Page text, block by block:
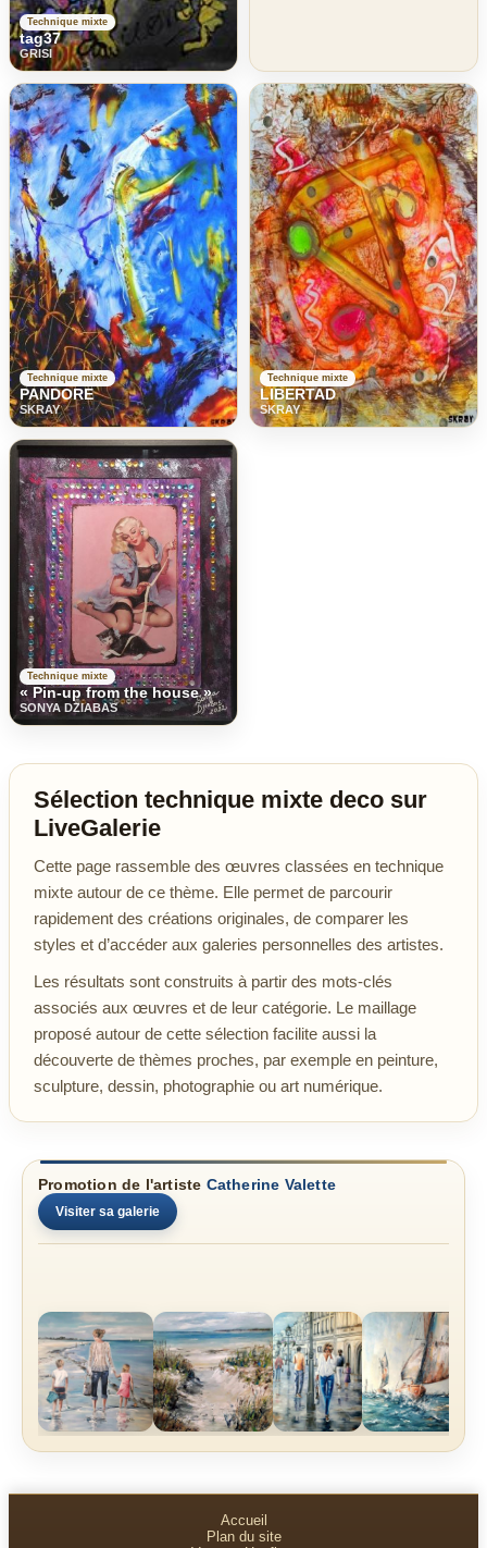
Technique mixte
tag37
GRISI
Technique mixte
PANDORE
SKRAY
Technique mixte
LIBERTAD
SKRAY
Technique mixte
« Pin-up from the house »
SONYA DZIABAS
Sélection technique mixte deco sur
LiveGalerie
Cette page rassemble des œuvres classées en technique
mixte autour de ce thème. Elle permet de parcourir
rapidement des créations originales, de comparer les
styles et d’accéder aux galeries personnelles des artistes.
Les résultats sont construits à partir des mots-clés
associés aux œuvres et de leur catégorie. Le maillage
proposé autour de cette sélection facilite aussi la
découverte de thèmes proches, par exemple en peinture,
sculpture, dessin, photographie ou art numérique.
Promotion de l'artiste Catherine Valette
Visiter sa galerie
Accueil
Plan du site